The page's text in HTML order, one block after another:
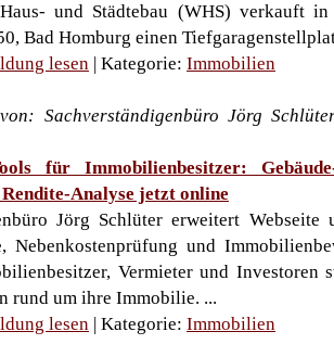
und Städtebau (WHS) verkauft
Bad Homburg einen
lesen | Kategorie: Immobilien
von: Sachverständigenbüro Jörg
für Immobilienbesitzer:
Analyse jetzt online
Jörg Schlüter erweitert
Nebenkostenprüfung und
Vermieter und Investoren
rund um ihre Immobilie. ...
lesen | Kategorie: Immobilien